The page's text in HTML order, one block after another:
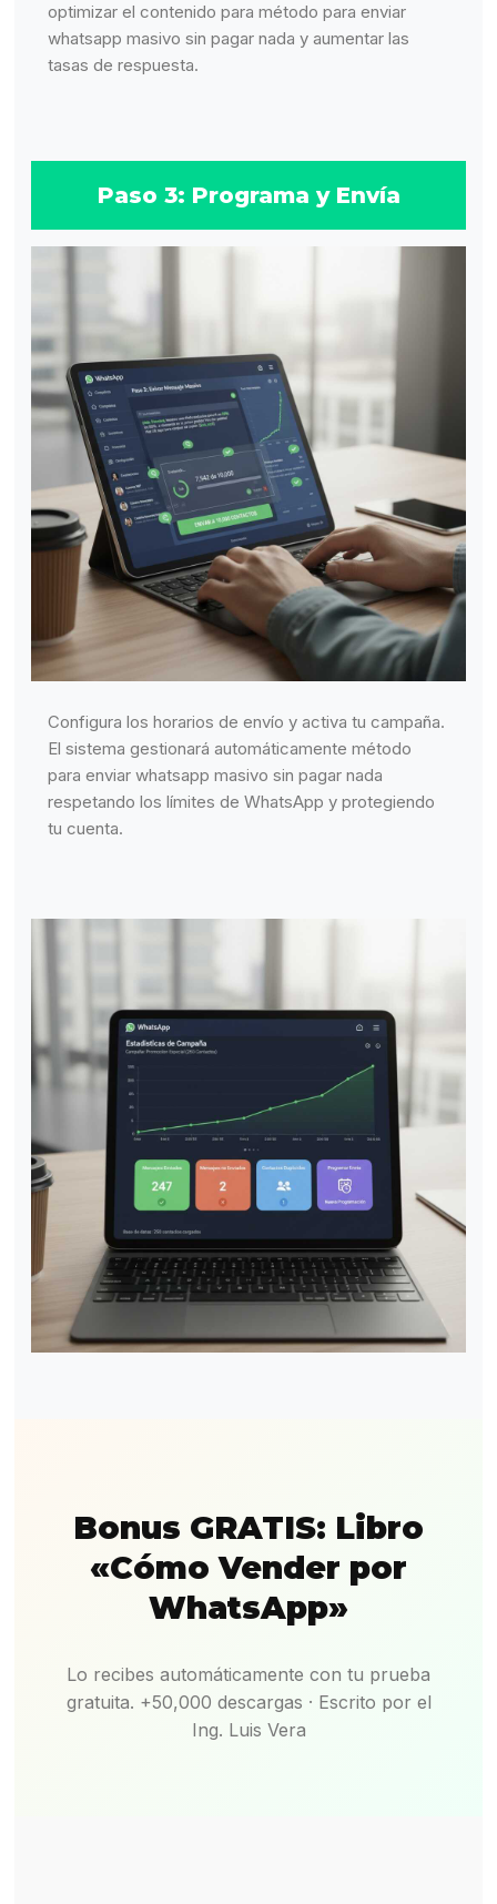
optimizar el contenido para método para enviar
whatsapp masivo sin pagar nada y aumentar las
tasas de respuesta.
Paso 3: Programa y Envía
Configura los horarios de envío y activa tu campaña.
El sistema gestionará automáticamente método
para enviar whatsapp masivo sin pagar nada
respetando los límites de WhatsApp y protegiendo
tu cuenta.
Bonus GRATIS: Libro
«Cómo Vender por
WhatsApp»
Lo recibes automáticamente con tu prueba
gratuita. +50,000 descargas · Escrito por el
Ing. Luis Vera